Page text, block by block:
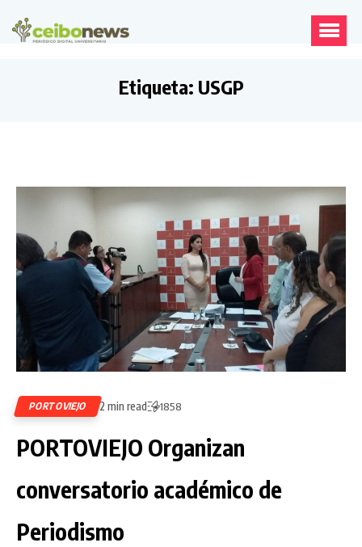
Etiqueta: USGP
PORTOVIEJO 2 min read 1858
PORTOVIEJO Organizan
conversatorio académico de
Periodismo